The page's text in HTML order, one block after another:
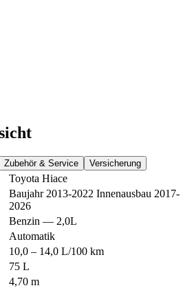
Zubehör & Service Versicherung
Toyota Hiace
Baujahr 2013-2022 Innenausbau 2017-
2026
Benzin — 2,0L
Automatik
10,0 – 14,0 L/100 km
75 L
4,70 m